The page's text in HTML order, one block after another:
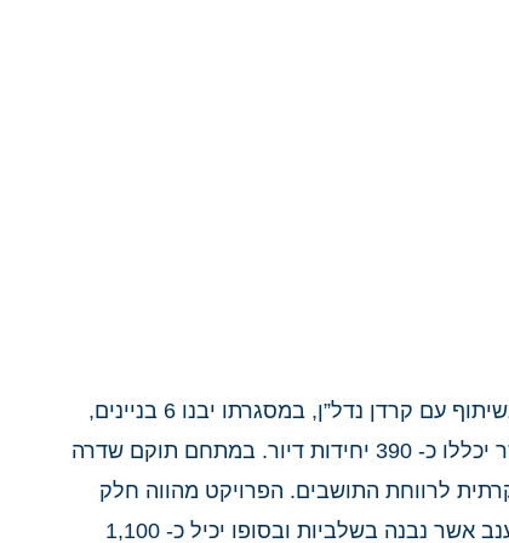
פרויקט מגורים, בשיתוף עם קרדן נדל”ן, במסגרתו יבנו 6 בניינים,
בני 14 קומות, אשר יכללו כ- 390 יחידות דיור. במתחם תוקם שדרה
לרווחת התושבים. הפרויקט מהווה חלק
ממתחם ענק של ענב אשר נבנה בשלביות ובסופו יכיל כ- 1,100